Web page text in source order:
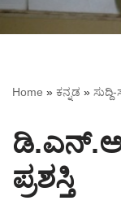
Home » ಕನ್ನಡ »
ಪ್ರಶಸ್ತಿ